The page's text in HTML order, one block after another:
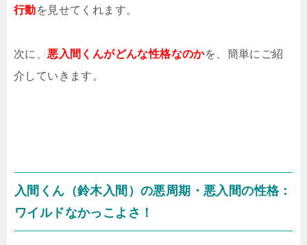
行動を見せてくれます。
次に、 悪入間くんがどんな性格なのかを、簡単にご紹
介していきます。
入間くん（鈴木入間）の悪周期・悪入間の性格：
ワイルドなかっこよさ！